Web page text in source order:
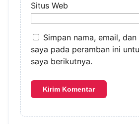
Situs Web
Simpan nama, email,
saya pada peramban ini
saya berikutnya.